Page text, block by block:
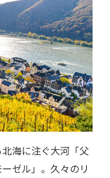
海に注ぐ大河「父
ゼル」。久々のリ